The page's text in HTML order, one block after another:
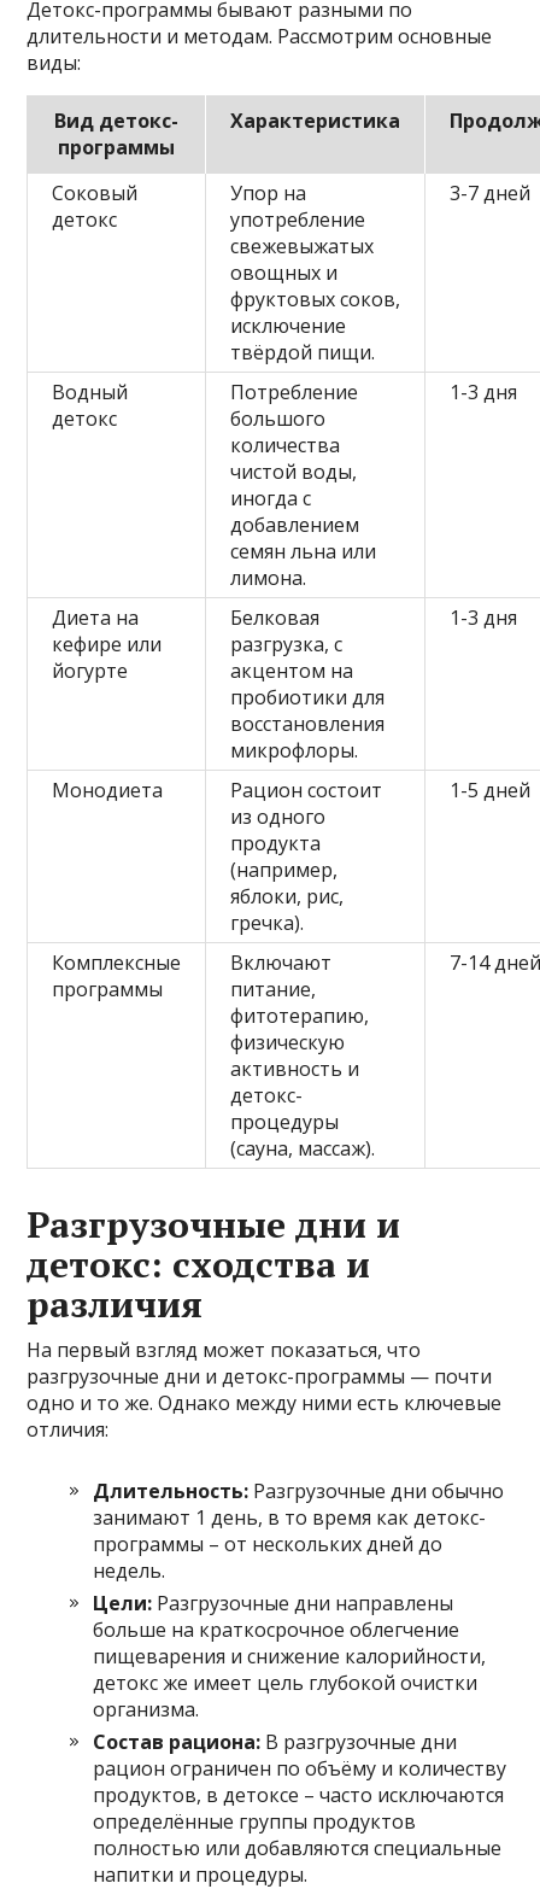
Детокс-программы бывают разными по
длительности и методам. Рассмотрим основные
виды:
Вид детокс-
программы
Характеристика
Соковый
детокс
Упор на
употребление
свежевыжатых
овощных и
фруктовых соков,
исключение
твёрдой пищи.
3-7 дней
Водный
детокс
Потребление
большого
количества
чистой воды,
иногда с
добавлением
семян льна или
лимона.
1-3 дня
Диета на
кефире или
йогурте
Белковая
разгрузка, с
акцентом на
пробиотики для
восстановления
микрофлоры.
1-3 дня
Монодиета
Рацион состоит
из одного
продукта
(например,
яблоки, рис,
гречка).
1-5 дней
Комплексные
программы
Включают
питание,
фитотерапию,
физическую
активность и
детокс-
процедуры
(сауна, массаж).
7-14
Разгрузочные дни и
детокс: сходства и
различия
На первый взгляд может показаться, что
разгрузочные дни и детокс-программы — почти
одно и то же. Однако между ними есть ключевые
отличия:
Длительность: Разгрузочные дни обычно
занимают 1 день, в то время как детокс-
программы – от нескольких дней до
недель.
Цели: Разгрузочные дни направлены
больше на краткосрочное облегчение
пищеварения и снижение калорийности,
детокс же имеет цель глубокой очистки
организма.
Состав рациона: В разгрузочные дни
рацион ограничен по объёму и количеству
продуктов, в детоксе – часто исключаются
определённые группы продуктов
полностью или добавляются специальные
напитки и процедуры.